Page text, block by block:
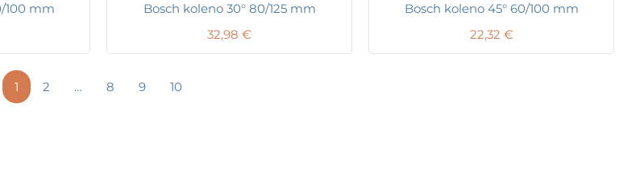
100 mm
Bosch koleno 30° 80/125 mm
32,98 €
Bosch koleno 45° 60/100 mm
22,32 €
1 2 … 8 9 10